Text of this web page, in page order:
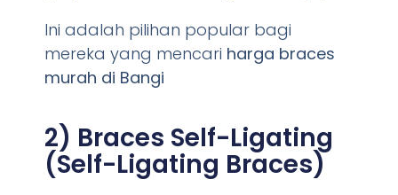
Ini adalah pilihan popular bagi
mereka yang mencari harga braces
murah di Bangi
2) Braces Self-Ligating
(Self-Ligating Braces)